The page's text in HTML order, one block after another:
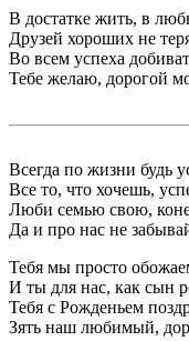
В достатке жить, в
Друзей хороших не
Во всем успеха
Тебе желаю, дорогой
Всегда по жизни будь
Все то, что хочешь,
Люби семью свою,
Да и про нас не
Тебя мы просто
И ты для нас, как сын
Тебя с Рожденьем
Зять наш любимый,